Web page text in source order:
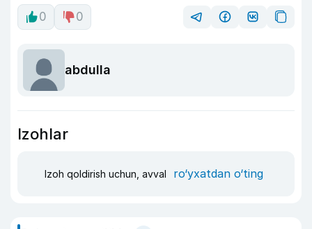
0 0
abdulla
Izohlar
Izoh qoldirish uchun, avval ro‘yxatdan o‘ting